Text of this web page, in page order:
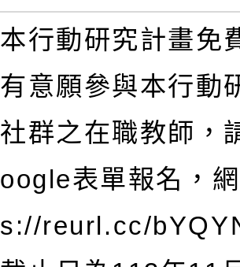
本行動研究計畫免
有意願參與本行動
社群之在職教師，
oogle表單報名，
s://reurl.cc/